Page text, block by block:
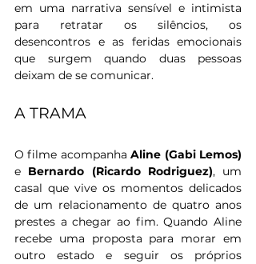
em uma narrativa sensível e intimista
para retratar os silêncios, os
desencontros e as feridas emocionais
que surgem quando duas pessoas
deixam de se comunicar.
A TRAMA
O filme acompanha
e Bernardo (Ricardo Rodriguez), um
casal que vive os momentos delicados
de um relacionamento de quatro anos
prestes a chegar ao fim. Quando Aline
recebe uma proposta para morar em
outro estado e seguir os próprios